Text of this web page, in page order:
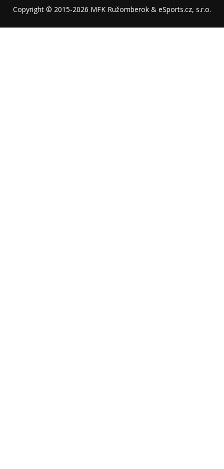
Copyright © 2015-2026 MFK Ružomberok & eSports.cz, s.r.o.